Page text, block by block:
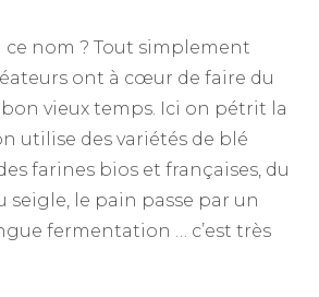
nom ? Tout simplement
ont à cœur de faire du
vieux temps. Ici on pétrit la
utilise des variétés de blé
farines bios et françaises, du
seigle, le pain passe par un
fermentation … c’est très